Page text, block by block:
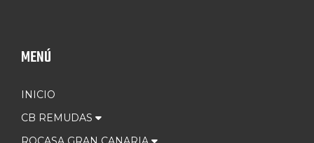
MENÚ
INICIO
CB REMUDAS